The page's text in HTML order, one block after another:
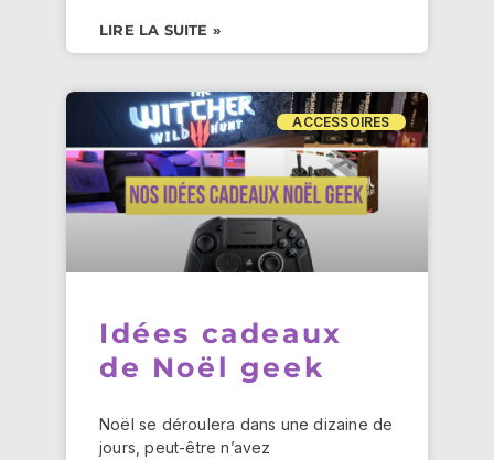
LIRE LA SUITE »
ACCESSOIRES
Idées cadeaux
de Noël geek
Noël se déroulera dans une dizaine de
jours, peut-être n’avez